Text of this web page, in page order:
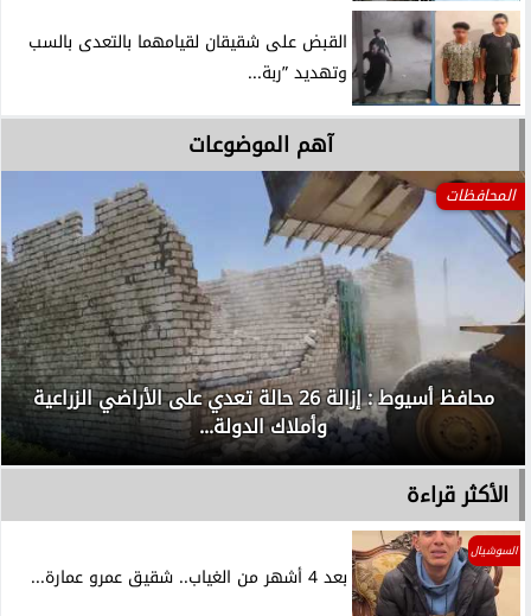
القبض على شقيقان لقيامهما بالتعدى بالسب
وتهديد ”ربة...
آهم الموضوعات
المحافظات
محافظ أسيوط : إزالة 26 حالة تعدي على الأراضي الزراعية
وأملاك الدولة...
الأكثر قراءة
السوشيال
بعد 4 أشهر من الغياب.. شقيق عمرو عمارة...